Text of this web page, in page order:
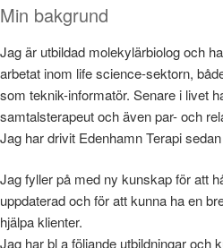
Min bakgrund
Jag är utbildad molekylärbiolog och
arbetat inom life science-sektorn,
som teknik-informatör. Senare i livet
samtalsterapeut och även par- och
Jag har drivit Edenhamn Terapi
Jag fyller på med ny kunskap för att
uppdaterad och för att kunna ha en
hjälpa klienter.
Jag har bl a följande utbildningar och